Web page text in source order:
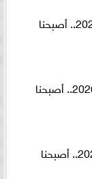
أذكار الصباح السبت 8 -8- 2026.. أصبحنا
أذكار الصباح الخميس 6-8- 2026.. أصبحنا
أذكار الصباح الأربعاء 5-8- 2026.. أصبحنا